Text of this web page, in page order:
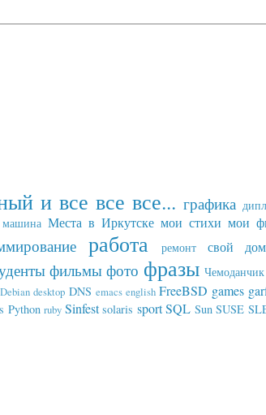
и все все все... графика
машина Места в Иркутске мои стихи мои
работа ремонт свой дом
фильмы фото фразы
Debian desktop DNS emacs english FreeBSD games
Python ruby Sinfest solaris sport SQL Sun SUSE